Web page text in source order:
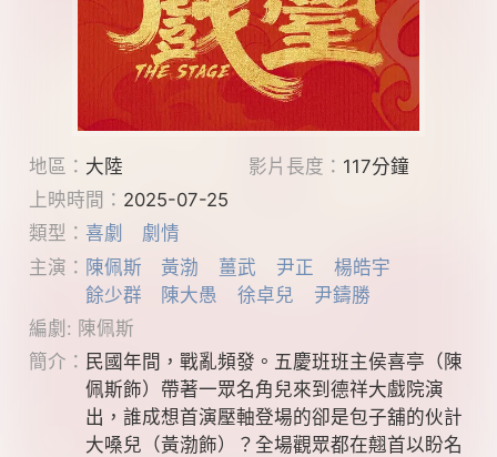
地區： 大陸 影片長度： 117分鐘
上映時間： 2025-07-25
類型： 喜劇
劇情
主演： 陳佩斯 黃渤 薑武 尹正
楊皓宇
餘少群
陳大愚 徐卓兒
尹鑄勝
編劇: 陳佩斯
簡介： 民國年間，戰亂頻發。五慶班班主侯喜亭（陳
佩斯飾）帶著一眾名角兒來到德祥大戲院演
出，誰成想首演壓軸登場的卻是包子舖的伙計
大嗓兒（黃渤飾）？全場觀眾都在翹首以盼名